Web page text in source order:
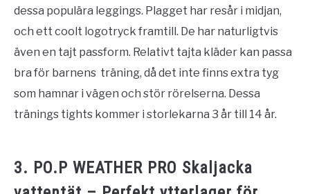
dessa populära leggings. Plagget har resår i midjan,
och ett coolt logotryck framtill. De har naturligtvis
även en tajt passform. Relativt tajta kläder kan passa
bra för barnens träning, då det inte finns extra tyg
som hamnar i vägen och stör rörelserna. Dessa
tränings tights kommer i storlekarna 3 år till 14 år.
3. PO.P WEATHER PRO Skaljacka